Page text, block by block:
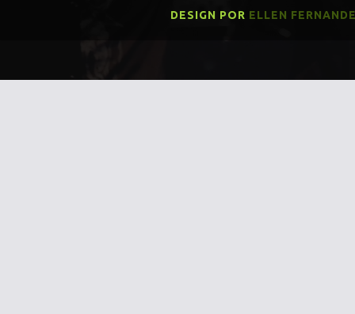
DESIGN POR ELLEN